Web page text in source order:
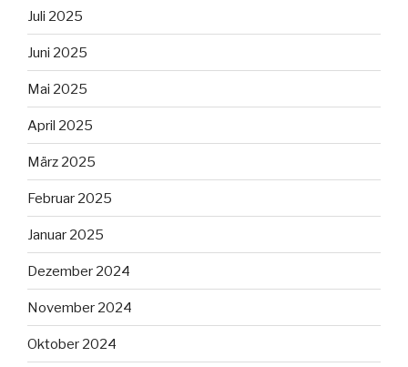
Juli 2025
Juni 2025
Mai 2025
April 2025
März 2025
Februar 2025
Januar 2025
Dezember 2024
November 2024
Oktober 2024